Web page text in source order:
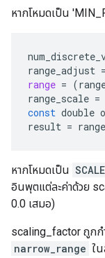
หากโหมดเป็น
range_adjust =
range = (
range_scale =
const double
result =
หากโหมดเป็น
อินพุตแต่ละค่าด้วย
0.0 เสมอ)
scaling_factor ถูกก
narrow_range ใ